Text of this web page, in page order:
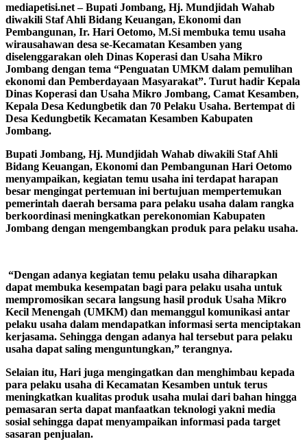
mediapetisi.net – Bupati Jombang, Hj. Mundjidah Wahab
diwakili Staf Ahli Bidang Keuangan, Ekonomi dan
Pembangunan, Ir. Hari Oetomo, M.Si membuka temu usaha
wirausahawan desa se-Kecamatan Kesamben yang
diselenggarakan oleh Dinas Koperasi dan Usaha Mikro
Jombang dengan tema “Penguatan UMKM dalam pemulihan
ekonomi dan Pemberdayaan Masyarakat”. Turut hadir Kepala
Dinas Koperasi dan Usaha Mikro Jombang, Camat Kesamben,
Kepala Desa Kedungbetik dan 70 Pelaku Usaha. Bertempat di
Desa Kedungbetik Kecamatan Kesamben Kabupaten
Jombang.
Bupati Jombang, Hj. Mundjidah Wahab diwakili Staf Ahli
Bidang Keuangan, Ekonomi dan Pembangunan Hari Oetomo
menyampaikan, kegiatan temu usaha ini terdapat harapan
besar mengingat pertemuan ini bertujuan mempertemukan
pemerintah daerah bersama para pelaku usaha dalam rangka
berkoordinasi meningkatkan perekonomian Kabupaten
Jombang dengan mengembangkan produk para pelaku usaha.
“Dengan adanya kegiatan temu pelaku usaha diharapkan
dapat membuka kesempatan bagi para pelaku usaha untuk
mempromosikan secara langsung hasil produk Usaha Mikro
Kecil Menengah (UMKM) dan memanggul komunikasi antar
pelaku usaha dalam mendapatkan informasi serta menciptakan
kerjasama. Sehingga dengan adanya hal tersebut para pelaku
usaha dapat saling menguntungkan,” terangnya.
Selaian itu, Hari juga mengingatkan dan menghimbau kepada
para pelaku usaha di Kecamatan Kesamben untuk terus
meningkatkan kualitas produk usaha mulai dari bahan hingga
pemasaran serta dapat manfaatkan teknologi yakni media
sosial sehingga dapat menyampaikan informasi pada target
sasaran penjualan.